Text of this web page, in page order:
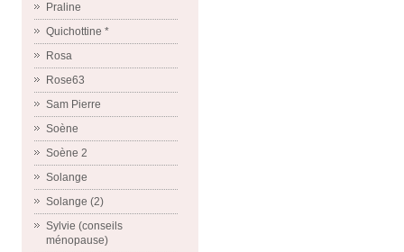
Praline
Quichottine *
Rosa
Rose63
Sam Pierre
Soène
Soène 2
Solange
Solange (2)
Sylvie (conseils
ménopause)